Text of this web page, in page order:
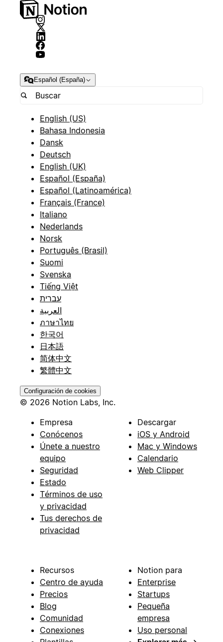
Español (España)
English (US)
Bahasa Indonesia
Dansk
Deutsch
English (UK)
Español (España)
Español (Latinoamérica)
Français (France)
Italiano
Nederlands
Norsk
Português (Brasil)
Suomi
Svenska
Tiếng Việt
עברית
العربية
ภาษาไทย
한국어
日本語
简体中文
繁體中文
Configuración de cookies
© 2026 Notion Labs, Inc.
Empresa
Conócenos
Únete a nuestro
equipo
Seguridad
Estado
Términos de uso
y privacidad
Tus derechos de
privacidad
Descargar
iOS y Android
Mac y Windows
Calendario
Web Clipper
Recursos
Centro de ayuda
Precios
Blog
Comunidad
Conexiones
Notion para
Enterprise
Startups
Pequeña
empresa
Uso personal